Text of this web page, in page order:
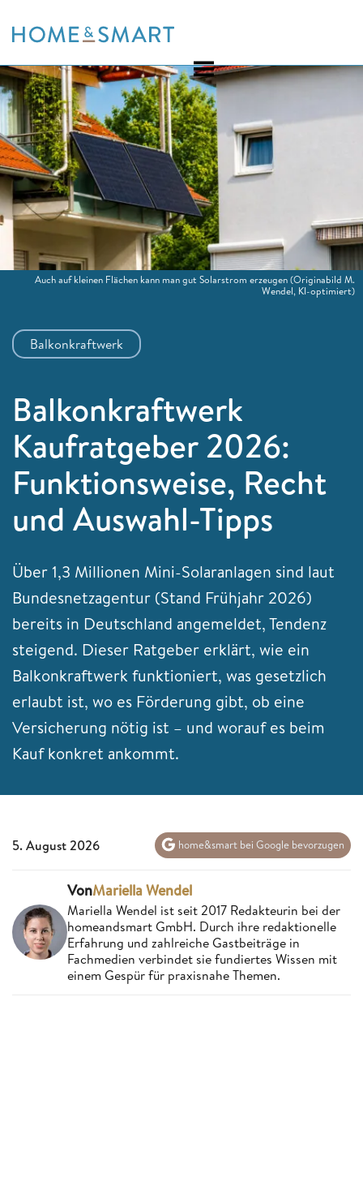
to
Balkonkraftwerk
Balkonkraftwerk
Kaufratgeber 2026:
Funktionsweise, Recht
und Auswahl-Tipps
Über 1,3 Millionen Mini-Solaranlagen sind laut
Bundesnetzagentur (Stand Frühjahr 2026)
bereits in Deutschland angemeldet, Tendenz
steigend. Dieser Ratgeber erklärt, wie ein
Balkonkraftwerk funktioniert, was gesetzlich
erlaubt ist, wo es Förderung gibt, ob eine
Versicherung nötig ist – und worauf es beim
Kauf konkret ankommt.
Auch auf kleinen Flächen kann man gut Solarstrom erzeugen(Originabild M.
Wendel, KI-optimiert)
5. August 2026 home&smart bei Google bevorzugen
VonMariella Wendel
Mariella Wendel ist seit 2017 Redakteurin bei der
homeandsmart GmbH. Durch ihre redaktionelle
Erfahrung und zahlreiche Gastbeiträge in
Fachmedien verbindet sie fundiertes Wissen mit
einem Gespür für praxisnahe Themen.